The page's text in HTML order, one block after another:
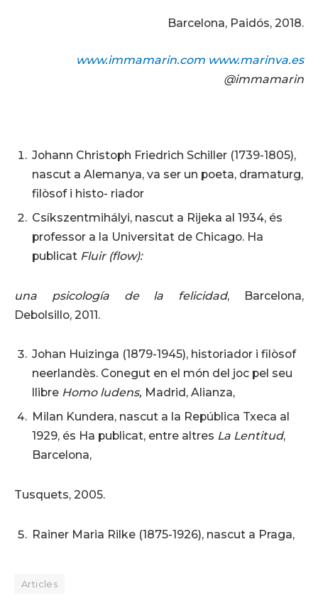
Barcelona, Paidós, 2018.
www.immamarin.com www.marinva.es
@immamarin
Johann Christoph Friedrich Schiller (1739-1805),
nascut a Alemanya, va ser un poeta, dramaturg,
filòsof i histo- riador
Csíkszentmihályi, nascut a Rijeka al 1934, és
professor a la Universitat de Chicago. Ha
publicat Fluir (flow):
una psicología de la felicidad, Barcelona,
Debolsillo, 2011.
Johan Huizinga (1879-1945), historiador i filòsof
neerlandès. Conegut en el món del joc pel seu
llibre Homo ludens, Madrid, Alianza,
Milan Kundera, nascut a la República Txeca al
1929, és Ha publicat, entre altres La Lentitud,
Barcelona,
Tusquets, 2005.
Rainer Maria Rilke (1875-1926), nascut a Praga,
Articles